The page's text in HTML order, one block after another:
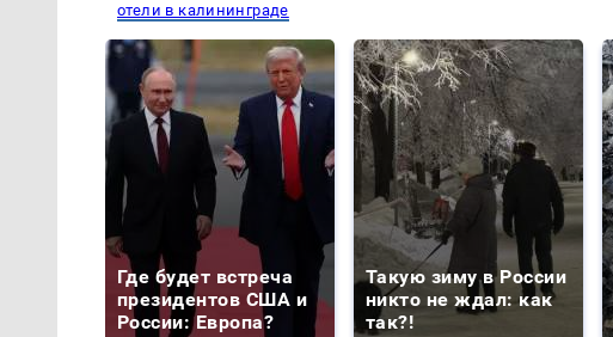
отели в калининграде
Где будет встреча
президентов США и
России: Европа?
Такую зиму в России
никто не ждал: как
так?!